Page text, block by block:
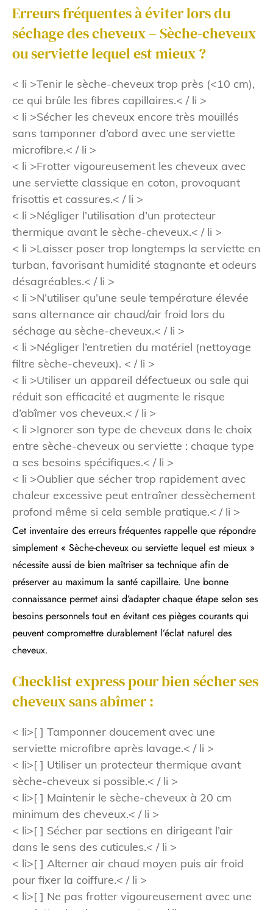
Erreurs fréquentes à éviter lors du
séchage des cheveux – Sèche-cheveux
ou serviette lequel est mieux ?
< li >Tenir le sèche-cheveux trop près (<10 cm),
ce qui brûle les fibres capillaires.< / li >
< li >Sécher les cheveux encore très mouillés
sans tamponner d’abord avec une serviette
microfibre.< / li >
< li >Frotter vigoureusement les cheveux avec
une serviette classique en coton, provoquant
frisottis et cassures.< / li >
< li >Négliger l’utilisation d’un protecteur
thermique avant le sèche-cheveux.< / li >
< li >Laisser poser trop longtemps la serviette en
turban, favorisant humidité stagnante et odeurs
désagréables.< / li >
< li >N’utiliser qu’une seule température élevée
sans alternance air chaud/air froid lors du
séchage au sèche-cheveux.< / li >
< li >Négliger l’entretien du matériel (nettoyage
filtre sèche-cheveux). < / li >
< li >Utiliser un appareil défectueux ou sale qui
réduit son efficacité et augmente le risque
d’abîmer vos cheveux.< / li >
< li >Ignorer son type de cheveux dans le choix
entre sèche-cheveux ou serviette : chaque type
a ses besoins spécifiques.< / li >
< li >Oublier que sécher trop rapidement avec
chaleur excessive peut entraîner dessèchement
profond même si cela semble pratique.< / li >
Cet inventaire des erreurs fréquentes rappelle que répondre
simplement « Sèche-cheveux ou serviette lequel est mieux »
nécessite aussi de bien maîtriser sa technique afin de
préserver au maximum la santé capillaire. Une bonne
connaissance permet ainsi d’adapter chaque étape selon ses
besoins personnels tout en évitant ces pièges courants qui
peuvent compromettre durablement l’éclat naturel des
cheveux.
Checklist express pour bien sécher ses
cheveux sans abîmer :
< li>[ ] Tamponner doucement avec une
serviette microfibre après lavage.< / li >
< li>[ ] Utiliser un protecteur thermique avant
sèche-cheveux si possible.< / li >
< li>[ ] Maintenir le sèche-cheveux à 20 cm
minimum des cheveux.< / li >
< li>[ ] Sécher par sections en dirigeant l’air
dans le sens des cuticules.< / li >
< li>[ ] Alterner air chaud moyen puis air froid
pour fixer la coiffure.< / li >
< li>[ ] Ne pas frotter vigoureusement avec une